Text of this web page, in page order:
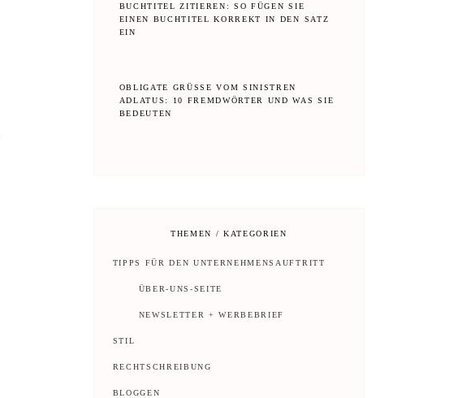
BUCHTITEL ZITIEREN: SO FÜGEN SIE
EINEN BUCHTITEL KORREKT IN DEN SATZ
EIN
OBLIGATE GRÜSSE VOM SINISTREN A
DLATUS: 10 FREMDWÖRTER UND WAS SIE B
EDEUTEN
THEMEN / KATEGORIEN
TIPPS FÜR DEN UNTERNEHMENSAUFTRITT
ÜBER-UNS-SEITE
NEWSLETTER + WERBEBRIEF
STIL
RECHTSCHREIBUNG
BLOGGEN